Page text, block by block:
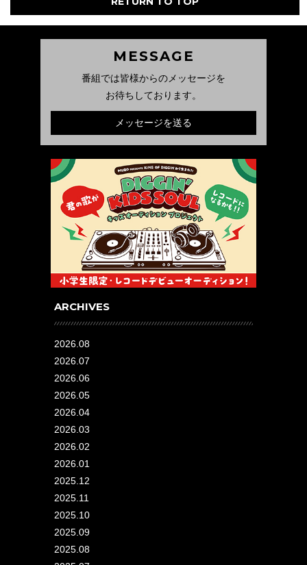
MESSAGE
番組では皆様からのメッセージを
お待ちしております。
メッセージを送る
ARCHIVES
2026.08
2026.07
2026.06
2026.05
2026.04
2026.03
2026.02
2026.01
2025.12
2025.11
2025.10
2025.09
2025.08